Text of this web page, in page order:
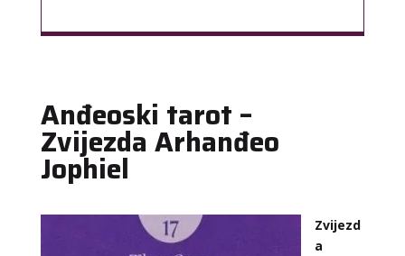
Anđeoski tarot –
Zvijezda Arhanđeo
Jophiel
Zvijezd
a